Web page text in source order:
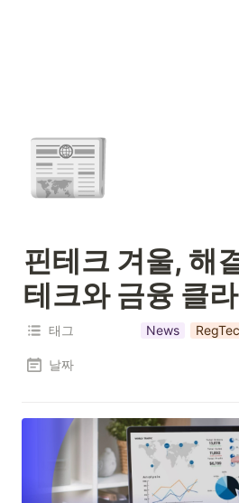
📰
핀테크 겨울, 해
테크와 금융 클
태그 News
날짜